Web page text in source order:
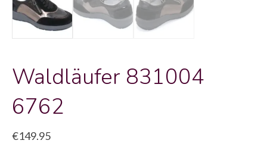
Waldläufer 831004
6762
€149.95